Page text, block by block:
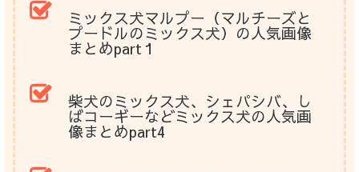
ミックス犬マルプー（マルチーズと
プードルのミックス犬）の人気画像
まとめpart１
柴犬のミックス犬、シェパシバ、し
ばコーギーなどミックス犬の人気画
像まとめpart4